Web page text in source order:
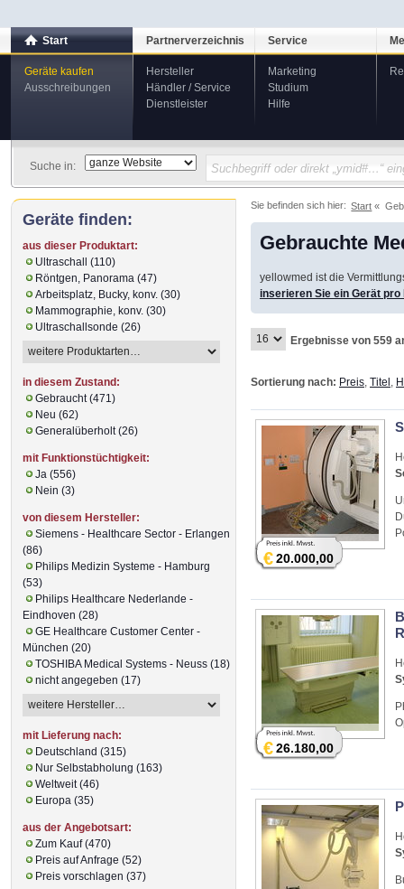
Start
Geräte kaufen
Ausschreibungen
Partnerverzeichnis
Hersteller
Händler / Service
Dienstleister
Service
Marketing
Studium
Hilfe
Suche in:
Sie befinden sich hier: Start
Gebrauchte
yellowmed ist die
inserieren Sie ein Gerät
Ergebnisse von 559
Sortierung nach: Preis Titel
€20.000,00
€26.180,00
Geräte finden:
aus dieser Produktart:
Ultraschall (110)
Röntgen, Panorama (47)
Arbeitsplatz, Bucky, konv. (30)
Mammographie, konv. (30)
Ultraschallsonde (26)
in diesem Zustand:
Gebraucht (471)
Neu (62)
Generalüberholt (26)
mit Funktionstüchtigkeit:
Ja (556)
Nein (3)
von diesem Hersteller:
Siemens - Healthcare Sector - Erlangen
(86)
Philips Medizin Systeme - Hamburg
(53)
Philips Healthcare Nederlande -
Eindhoven (28)
GE Healthcare Customer Center -
München (20)
TOSHIBA Medical Systems - Neuss (18)
nicht angegeben (17)
mit Lieferung nach:
Deutschland (315)
Nur Selbstabholung (163)
Weltweit (46)
Europa (35)
aus der Angebotsart:
Zum Kauf (470)
Preis auf Anfrage (52)
Preis vorschlagen (37)